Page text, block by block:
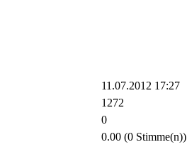
11.07.2012 17:27
1272
0
0.00 (0 Stimme(n))